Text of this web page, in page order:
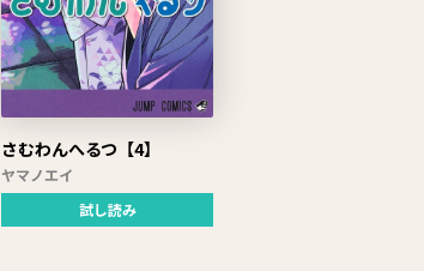
さむわんへるつ【4】
ヤマノエイ
試し読み